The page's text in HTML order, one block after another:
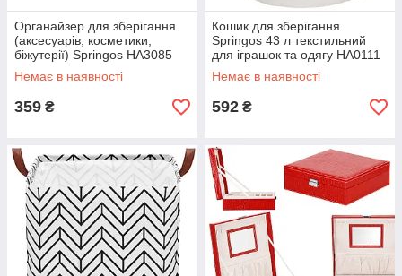
Органайзер для зберігання
(аксесуарів, косметики,
біжутерії) Springos HA3085
Немає в наявності
359 ₴
Кошик для зберігання
Springos 43 л текстильний
для іграшок та одягу HA0111
Немає в наявності
592 ₴